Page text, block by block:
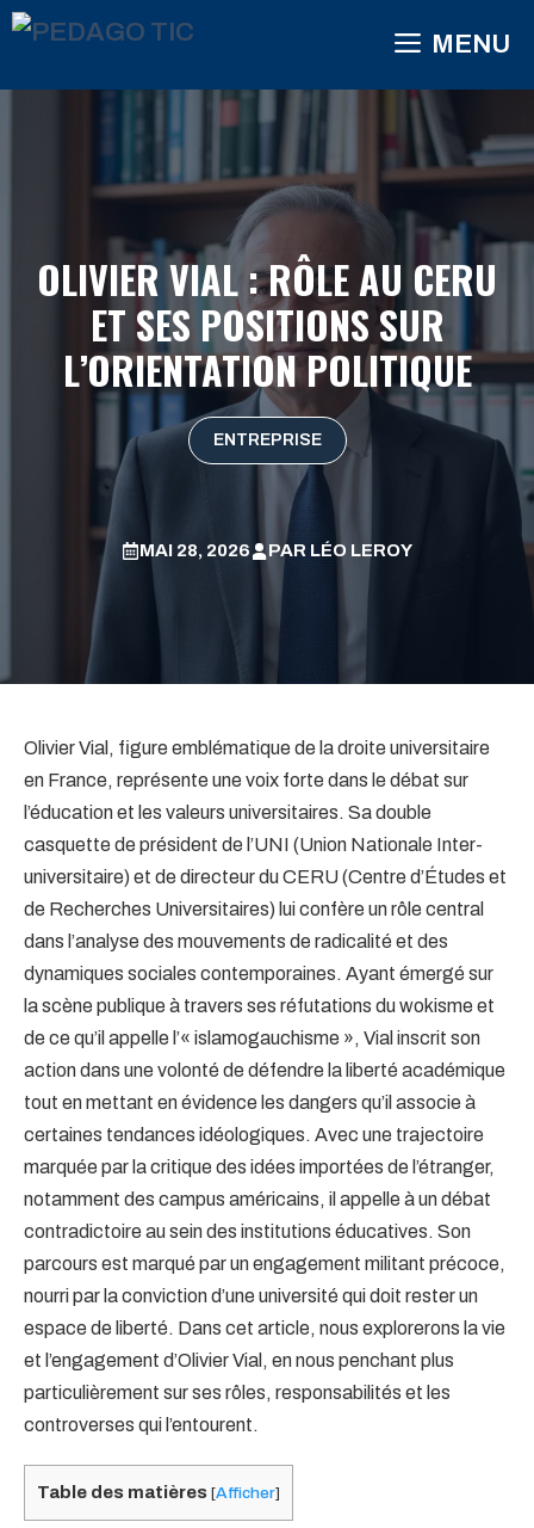
Aller
MENU
OLIVIER VIAL : RÔLE AU CERU
ET SES POSITIONS SUR
L’ORIENTATION POLITIQUE
ENTREPRISE
MAI 28, 2026 PAR LÉO LEROY
Olivier Vial, figure emblématique de la droite universitaire
en France, représente une voix forte dans le débat sur
l’éducation et les valeurs universitaires. Sa double
casquette de président de l’UNI (Union Nationale Inter-
universitaire) et de directeur du CERU (Centre d’Études et
de Recherches Universitaires) lui confère un rôle central
dans l’analyse des mouvements de radicalité et des
dynamiques sociales contemporaines. Ayant émergé sur
la scène publique à travers ses réfutations du wokisme et
de ce qu’il appelle l’« islamogauchisme », Vial inscrit son
action dans une volonté de défendre la liberté académique
tout en mettant en évidence les dangers qu’il associe à
certaines tendances idéologiques. Avec une trajectoire
marquée par la critique des idées importées de l’étranger,
notamment des campus américains, il appelle à un débat
contradictoire au sein des institutions éducatives. Son
parcours est marqué par un engagement militant précoce,
nourri par la conviction d’une université qui doit rester un
espace de liberté. Dans cet article, nous explorerons la vie
et l’engagement d’Olivier Vial, en nous penchant plus
particulièrement sur ses rôles, responsabilités et les
controverses qui l’entourent.
Table des matières [Afficher]